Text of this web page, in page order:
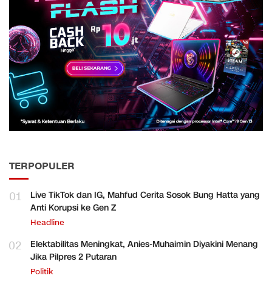
TERPOPULER
01
Live TikTok dan IG, Mahfud Cerita Sosok Bung Hatta yang
Anti Korupsi ke Gen Z
Headline
02
Elektabilitas Meningkat, Anies-Muhaimin Diyakini Menang
Jika Pilpres 2 Putaran
Politik